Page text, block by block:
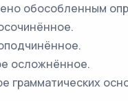
обособленным
осложнённое.
грамматических